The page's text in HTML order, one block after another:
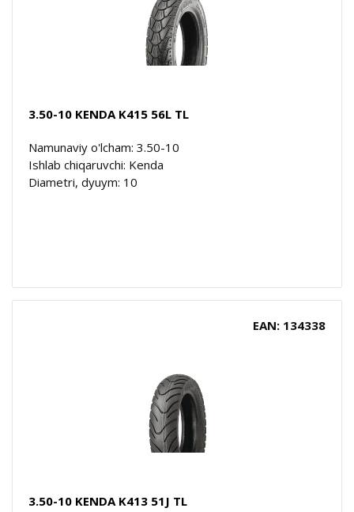
3.50-10 KENDA K415 56L TL
Namunaviy o'lcham: 3.50-10
Ishlab chiqaruvchi: Kenda
Diametri, dyuym: 10
EAN: 134338
3.50-10 KENDA K413 51J TL